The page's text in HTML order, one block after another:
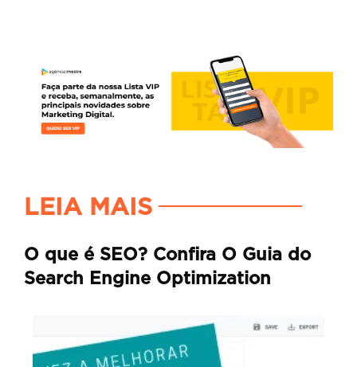
LEIA MAIS
O que é SEO? Confira O Guia do
Search Engine Optimization